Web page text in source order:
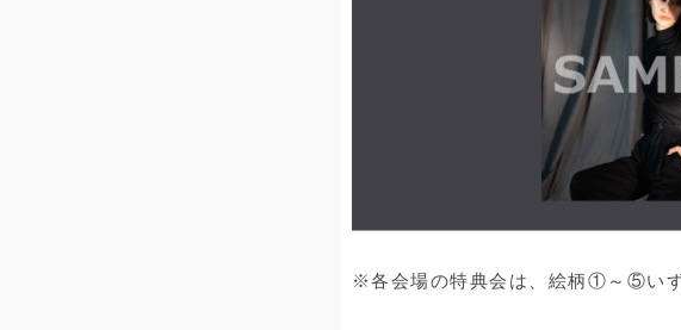
※各会場の特典会は、絵柄①～⑤いず